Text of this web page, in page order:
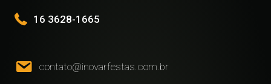
16 3628-1665
contato@inovarfestas.com.br